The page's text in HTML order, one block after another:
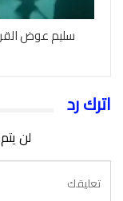
سليم عوض
اترك رد
لن